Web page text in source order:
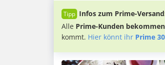
Infos zum Prime-
Alle Prime-Kunden
kommt. Hier könnt ihr Prime